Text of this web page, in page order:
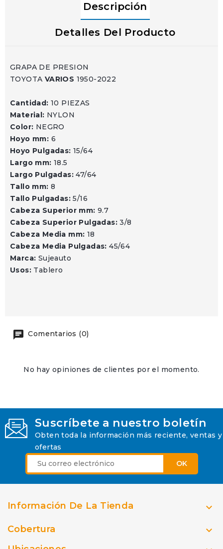
Descripción
Detalles Del Producto
GRAPA DE PRESION
TOYOTA VARIOS 1950-2022
Cantidad: 10 PIEZAS
Material: NYLON
Color: NEGRO
Hoyo mm: 6
Hoyo Pulgadas: 15/64
Largo mm: 18.5
Largo Pulgadas:47/64
Tallo mm: 8
Tallo Pulgadas:5/16
Cabeza Superior mm: 9.7
Cabeza Superior Pulgadas:3/8
Cabeza Media mm: 18
Cabeza Media Pulgadas:45/64
Marca: Sujeauto
Usos: Tablero
Comentarios (0)
No hay opiniones de clientes por el momento.
Suscríbete a nuestro boletín
Obten toda la información más reciente, ventas y
ofertas
Información De La Tienda 
Cobertura 